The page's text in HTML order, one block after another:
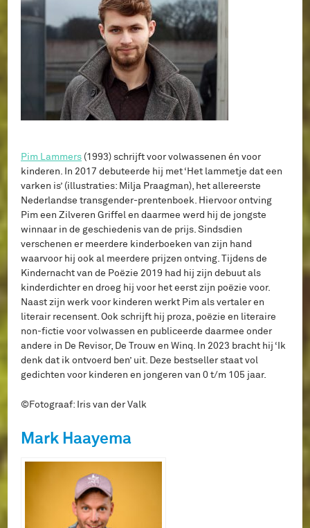
Pim Lammers (1993) schrijft voor volwassenen én voor
kinderen. In 2017 debuteerde hij met ‘Het lammetje dat een
varken is’ (illustraties: Milja Praagman), het allereerste
Nederlandse transgender-prentenboek. Hiervoor ontving
Pim een Zilveren Griffel en daarmee werd hij de jongste
winnaar in de geschiedenis van de prijs. Sindsdien
verschenen er meerdere kinderboeken van zijn hand
waarvoor hij ook al meerdere prijzen ontving. Tijdens de
Kindernacht van de Poëzie 2019 had hij zijn debuut als
kinderdichter en droeg hij voor het eerst zijn poëzie voor.
Naast zijn werk voor kinderen werkt Pim als vertaler en
literair recensent. Ook schrijft hij proza, poëzie en literaire
non-fictie voor volwassen en publiceerde daarmee onder
andere in De Revisor, De Trouw en Winq. In 2023 bracht hij ‘Ik
denk dat ik ontvoerd ben’ uit. Deze bestseller staat vol
gedichten voor kinderen en jongeren van 0 t/m 105 jaar.
©Fotograaf: Iris van der Valk
Mark Haayema